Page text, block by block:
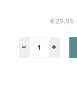
€29,95